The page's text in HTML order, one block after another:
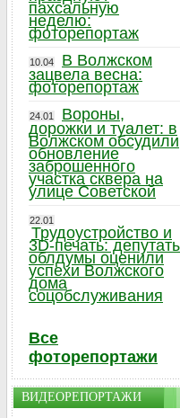
пахсальную
неделю:
фоторепортаж
10.04
В Волжском
зацвела весна:
фоторепортаж
24.01
Вороны,
дорожки и туалет: в
Волжском обсудили
обновление
заброшенного
участка сквера на
улице Советской
22.01
Трудоустройство и
3D-печать:
облдумы оценили
успехи Волжского
дома
соцобслуживания
Все
фоторепортажи
ВИДЕОРЕПОРТАЖИ